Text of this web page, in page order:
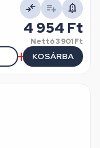
4 954 Ft
Nettó3 901 Ft
KOSÁRBA